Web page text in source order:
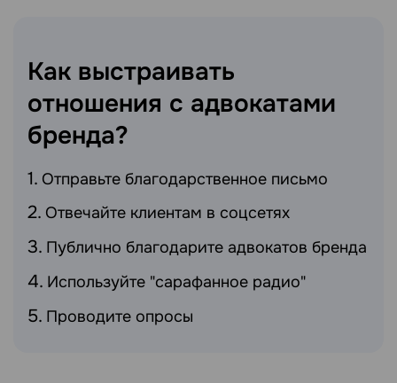
Как выстраивать
отношения с адвокатами
бренда?
Отправьте благодарственное письмо
Отвечайте клиентам в соцсетях
Публично благодарите адвокатов бренда
Используйте "сарафанное радио"
Проводите опросы